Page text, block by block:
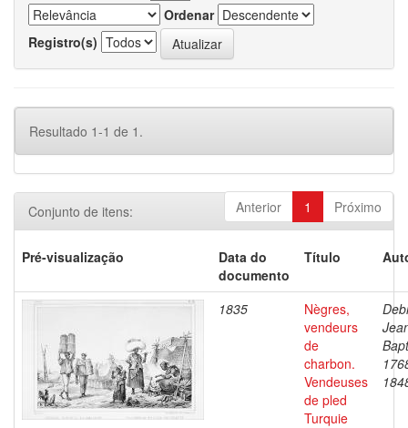
Ordenar
Registro(s)
Resultado 1-1 de 1.
Anterior 1 Próximo
Conjunto de itens:
Pré-visualização
Data do
documento
Título
1835
Nègres,
vendeurs
de
charbon.
Vendeuses
de pled
Turquie